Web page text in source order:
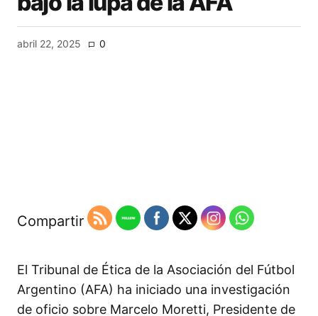
abril 22, 2025 0
Compartir
El Tribunal de Ética de la Asociación del Fútbol
Argentino (AFA) ha iniciado una investigación
de oficio sobre Marcelo Moretti, Presidente de